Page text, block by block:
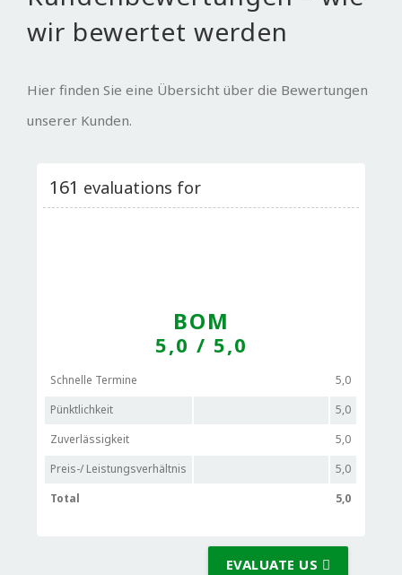
wir bewertet werden
Hier finden Sie eine Übersicht über die Bewertungen
unserer Kunden.
161 evaluations for
BOM
5,0 / 5,0
Schnelle Termine
5,0
Pünktlichkeit
5,0
Zuverlässigkeit
5,0
Preis-/ Leistungsverhältnis
5,0
Total
5,0
EVALUATE US